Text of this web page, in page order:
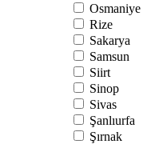
Osmaniye
Rize
Sakarya
Samsun
Siirt
Sinop
Sivas
Şanlıurfa
Şırnak